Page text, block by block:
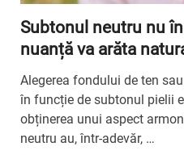
Subtonul neutru nu
nuanță va arăta
Alegerea fondului de ten
în funcție de subtonul pielii
obținerea unui aspect
neutru au, într-adevăr, …